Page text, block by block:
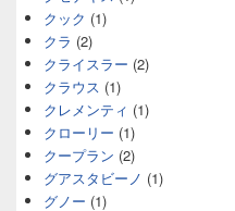
クック (1)
クラ (2)
クライスラー (2)
クラウス (1)
クレメンティ (1)
クローリー (1)
クープラン (2)
グアスタビーノ (1)
グノー (1)